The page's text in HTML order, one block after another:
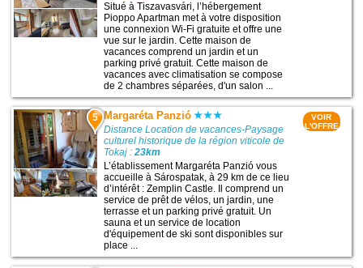
Situé à Tiszavasvári, l’hébergement
Pioppo Apartman met à votre disposition
une connexion Wi-Fi gratuite et offre une
vue sur le jardin. Cette maison de
vacances comprend un jardin et un
parking privé gratuit. Cette maison de
vacances avec climatisation se compose
de 2 chambres séparées, d'un salon ...
5 Margaréta Panzió
Distance Location de vacances-Paysage
culturel historique de la région viticole de
Tokaj :23km
L’établissement Margaréta Panzió vous
accueille à Sárospatak, à 29 km de ce lieu
d’intérêt : Zemplin Castle. Il comprend un
service de prêt de vélos, un jardin, une
terrasse et un parking privé gratuit. Un
sauna et un service de location
d'équipement de ski sont disponibles sur
place ...
VOIR
L'OFFRE